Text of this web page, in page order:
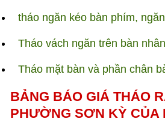
tháo ngăn kéo bàn phím,
Tháo vách ngăn trên bàn
Tháo mặt bàn và phần chân
BẢNG BÁO GIÁ THÁO
PHƯỜNG SƠN KỲ CỦA